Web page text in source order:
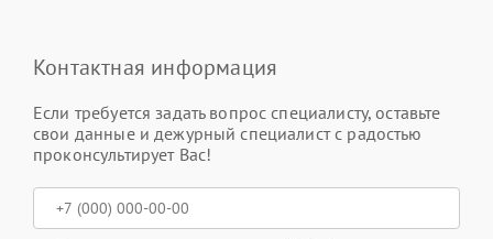
Контактная информация
Если требуется задать вопрос специалисту, оставьте
свои данные и дежурный специалист с радостью
проконсультирует Вас!